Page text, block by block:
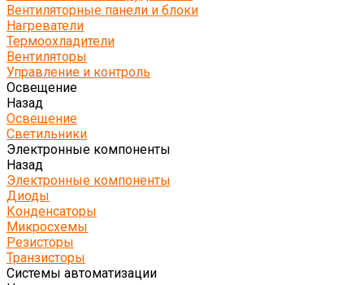
Вентиляторные панели и блоки
Нагреватели
Термоохладители
Вентиляторы
Управление и контроль
Освещение
Назад
Освещение
Светильники
Электронные компоненты
Назад
Электронные компоненты
Диоды
Конденсаторы
Микросхемы
Резисторы
Транзисторы
Системы автоматизации